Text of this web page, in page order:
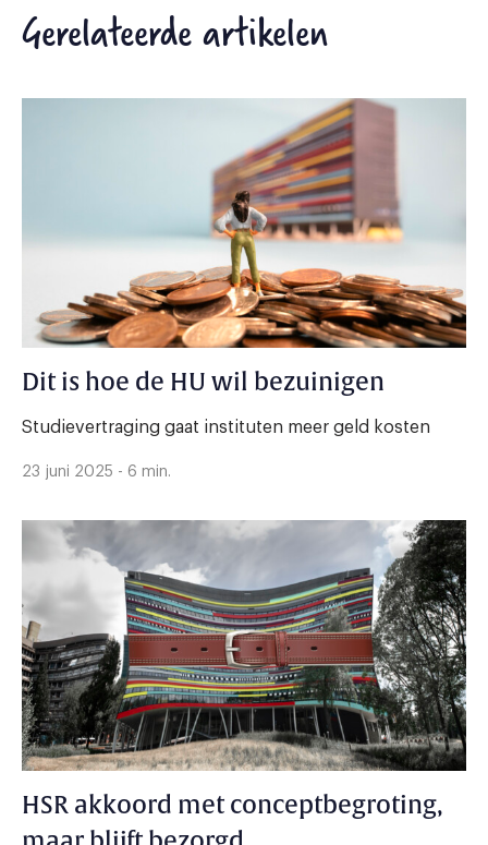
Gerelateerde artikelen
Dit is hoe de HU wil bezuinigen
Studievertraging gaat instituten meer geld kosten
23 juni 2025 - 6 min.
HSR akkoord met conceptbegroting,